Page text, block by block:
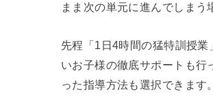
まま次の単元に進んでしまう
先程「1日4時間の猛特訓授
いお子様の徹底サポートも行
った指導方法も選択できます。